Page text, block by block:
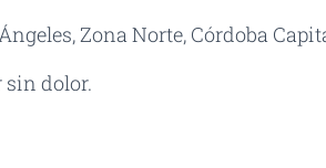
Zona Norte, Córdoba
sin dolor.